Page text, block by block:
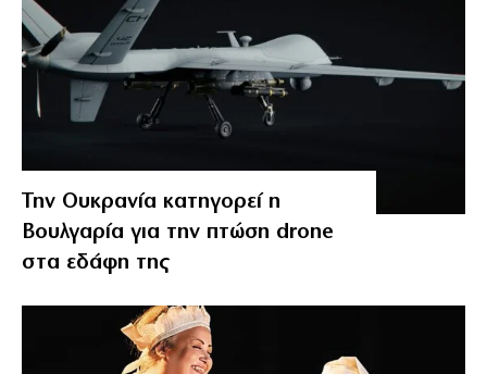
Την Ουκρανία κατηγορεί η
Βουλγαρία για την πτώση drone
στα εδάφη της